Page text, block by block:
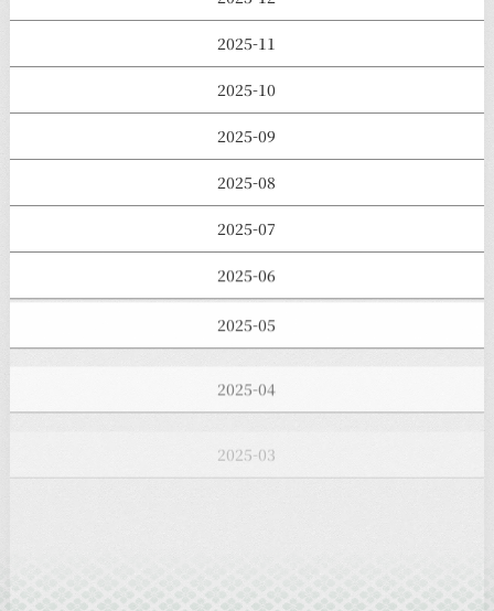
2025-11
2025-10
2025-09
2025-08
2025-07
2025-06
2025-05
2025-04
2025-03
2025-02
2024-11